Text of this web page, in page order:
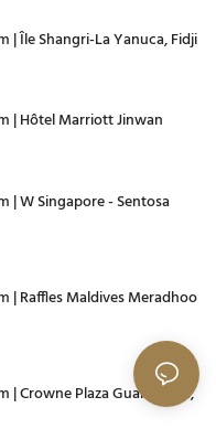
| Île Shangri-La Yanuca, Fidji
| Hôtel Marriott Jinwan
| W Singapore - Sentosa
| Raffles Maldives Meradhoo
| Crowne Plaza Guangzhou,